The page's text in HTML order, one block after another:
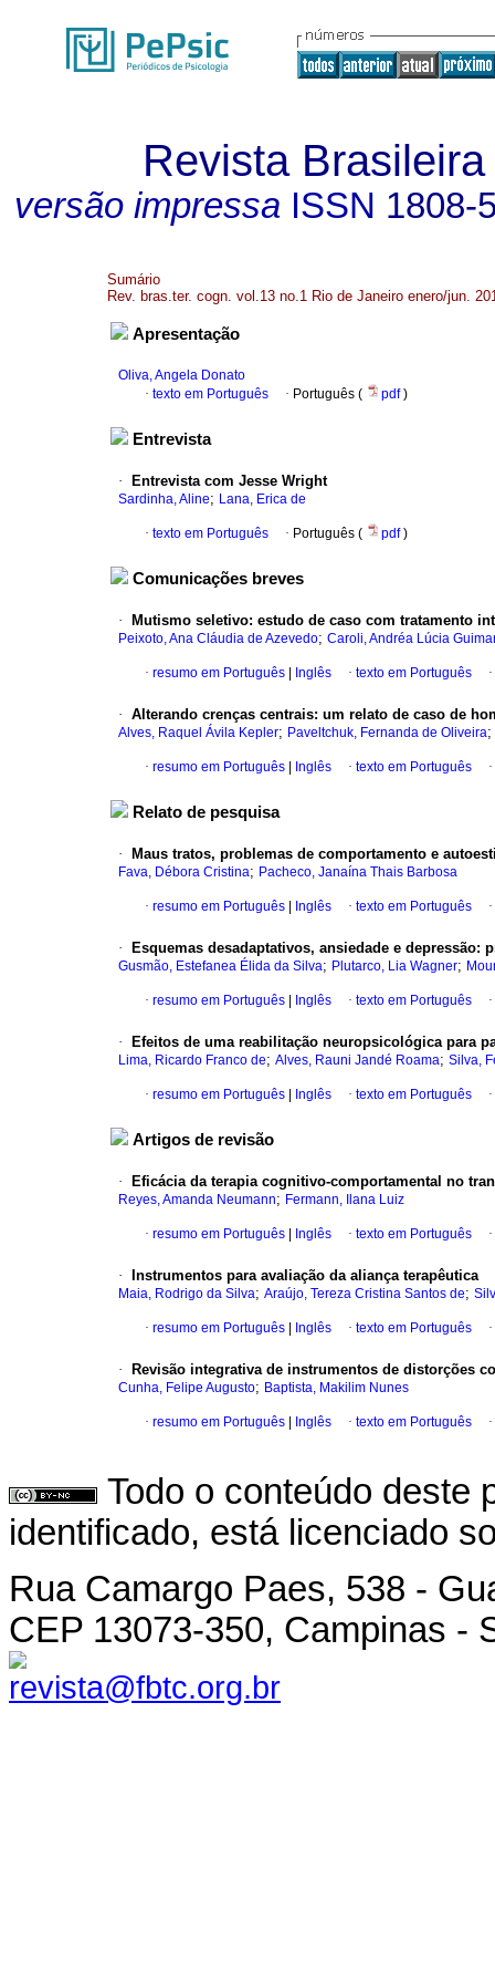
Revista
versão impressa ISSN 1808-
Sumário
Rev. bras.ter. cogn. vol.13 no.1 Rio de Janeiro enero/jun.
Apresentação
Oliva, Angela Donato
· texto em Português · Português ( pdf)
Entrevista
· Entrevista com Jesse Wright
Sardinha, Aline; Lana, Erica de
· texto em Português · Português ( pdf)
Comunicações breves
· Mutismo seletivo: estudo de caso com tratamento
Peixoto, Ana Cláudia de Azevedo; Caroli, Andréa Lúcia
· resumo em Português Inglês · texto em Português ·
· Alterando crenças centrais: um relato de caso de
Alves, Raquel Ávila Kepler; Paveltchuk, Fernanda de Oliveira;
· resumo em Português Inglês · texto em Português ·
Relato de pesquisa
· Maus tratos, problemas de comportamento e
Fava, Débora Cristina; Pacheco, Janaína Thais Barbosa
· resumo em Português Inglês · texto em Português ·
· Esquemas desadaptativos, ansiedade e depressão:
Gusmão, Estefanea Élida da Silva; Plutarco, Lia Wagner;
· resumo em Português Inglês · texto em Português ·
· Efeitos de uma reabilitação neuropsicológica para
Lima, Ricardo Franco de; Alves, Rauni Jandé Roama; Silva,
· resumo em Português Inglês · texto em Português ·
Artigos de revisão
· Eficácia da terapia cognitivo-comportamental no
Reyes, Amanda Neumann; Fermann, Ilana Luiz
· resumo em Português Inglês · texto em Português ·
· Instrumentos para avaliação da aliança terapêutica
Maia, Rodrigo da Silva; Araújo, Tereza Cristina Santos de;
· resumo em Português Inglês · texto em Português ·
· Revisão integrativa de instrumentos de distorções
Cunha, Felipe Augusto; Baptista, Makilim Nunes
· resumo em Português Inglês · texto em Português ·
Todo o conteúdo deste
identificado, está licenciado
Rua Camargo Paes, 538 -
CEP 13073-350, Campinas -
revista@fbtc.org.br